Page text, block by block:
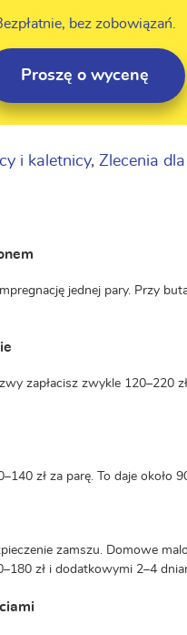
bez zobowiązań.
Proszę o wycenę
i kaletnicy, Zlecenia
jednej pary. Przy
zapłacisz zwykle 120–220
zł za parę. To daje około
zamszu. Domowe
zł i dodatkowymi 2–4